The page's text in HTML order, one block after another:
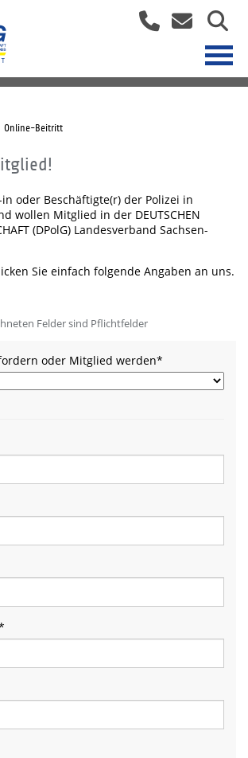
Online-Beitritt
oder Beschäftigte(r) der Polizei in
wollen Mitglied in der DEUTSCHEN
(DPolG) Landesverband Sachsen-
Sie einfach folgende Angaben an uns.
Felder sind Pflichtfelder
oder Mitglied werden*